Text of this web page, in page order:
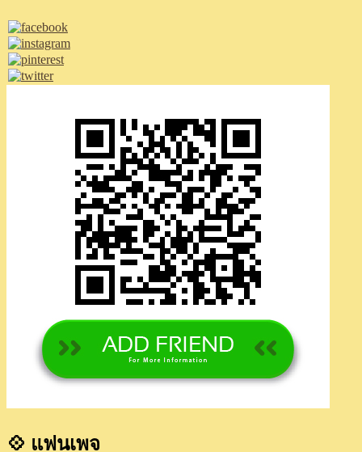
💠 แฟนเพจ